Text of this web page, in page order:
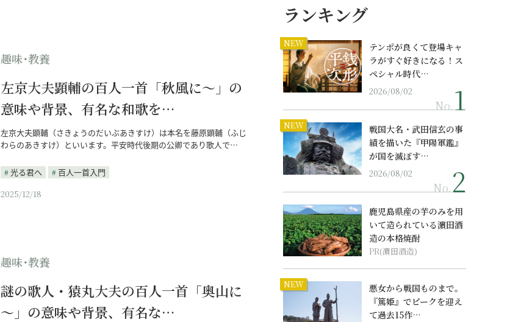
趣味･教養
左京大夫顕輔の百人一首「秋風に～」の
意味や背景、有名な和歌を…
左京大夫顕輔（さきょうのだいぶあきすけ）は本名を藤原顕輔（ふじ
わらのあきすけ）といいます。平安時代後期の公卿であり歌人で…
光る君へ
百人一首入門
2025/12/18
趣味･教養
謎の歌人・猿丸大夫の百人一首「奥山に
～」の意味や背景、有名な…
ランキング
NEW
テンポが良くて登場キャ
ラがすぐ好きになる！ス
ペシャル時代…
2026/08/02
No.
NEW
戦国大名・武田信玄の事
績を描いた『甲陽軍鑑』
が国を滅ぼす…
2026/08/02
No.
鹿児島県産の芋のみを用
いて造られている濵田酒
造の本格焼酎
PR(濵田酒造)
NEW
悪女から戦国ものまで。
『篤姫』でピークを迎え
て過去15作…